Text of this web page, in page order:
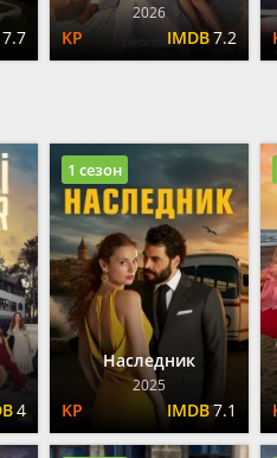
7.7
2026
7.2
4
Наследник
2025
7.1
1 сезон